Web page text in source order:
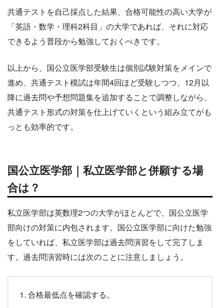
共通テストを自己採点した結果、合格可能性の高い大学が
「英語・数学・理科2科目」の大学であれば、それに対応
できるよう普段から勉強しておくべきです。
以上から、国公立医学部受験生は個別試験対策をメインで
進め、共通テスト模試は年間4回ほど受験しつつ、12月以
降に過去問や予想問題集を追加することで調整しながら、
共通テスト形式の対策を仕上げていくという組み立てがも
っとも効率的です。
国公立医学部｜私立医学部と併願する場
合は？
私立医学部は英数理2つの大学がほとんどで、国公立医学
部向けの対策に内包されます。国公立医学部に向けた勉強
をしていれば、私立医学部は過去問演習をして完了しま
す。過去問演習時には次のことに注意しましょう。
合格最低点を確認する。